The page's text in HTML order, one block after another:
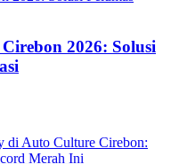
2026: Solusi